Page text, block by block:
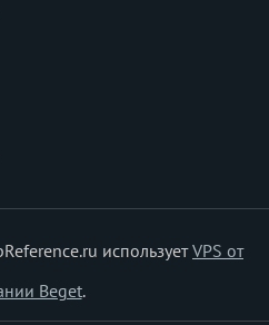
используетVPS от
Beget.